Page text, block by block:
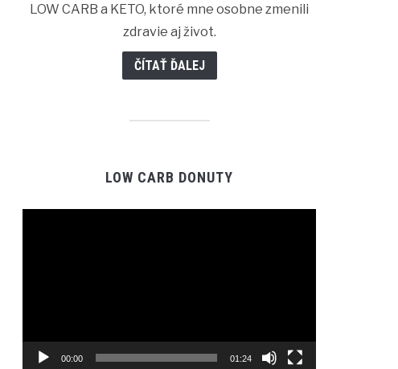
LOW CARB a KETO, ktoré mne osobne zmenili
zdravie aj život.
ČÍTAŤ ĎALEJ
LOW CARB DONUTY
00:00 01:24